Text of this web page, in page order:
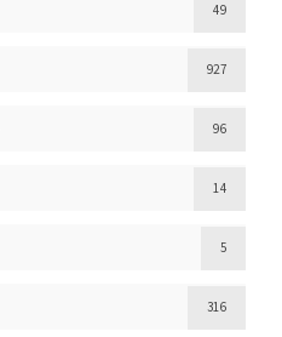
49
927
96
14
5
316